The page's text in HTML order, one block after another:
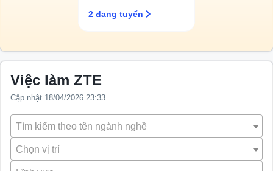
2 đang tuyển
Việc làm ZTE
Cập nhật 18/04/2026 23:33
Tìm kiếm theo tên ngành nghề
Chọn vị trí